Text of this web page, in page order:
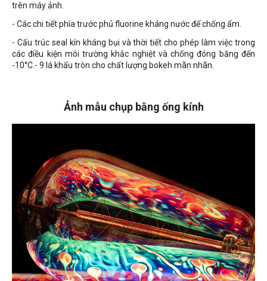
trên máy ảnh.
- Các chi tiết phía trước phủ fluorine kháng nước để chống ẩm.
- Cấu trúc seal kín kháng bụi và thời tiết cho phép làm việc trong
các điều kiện môi trường khắc nghiệt và chống đóng băng đến
-10°C.- 9 lá khẩu tròn cho chất lượng bokeh mãn nhãn.
Ảnh mẫu chụp bằng ống kính